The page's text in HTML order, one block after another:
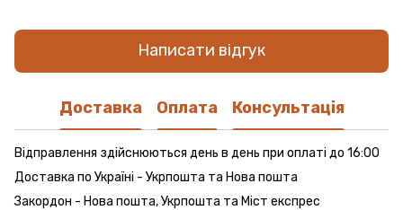
Написати відгук
Доставка Оплата Консультація
Відправлення здійснюються день в день при оплаті до 16:00
Доставка по Україні - Укрпошта та Нова пошта
Закордон - Нова пошта, Укрпошта та Міст експрес